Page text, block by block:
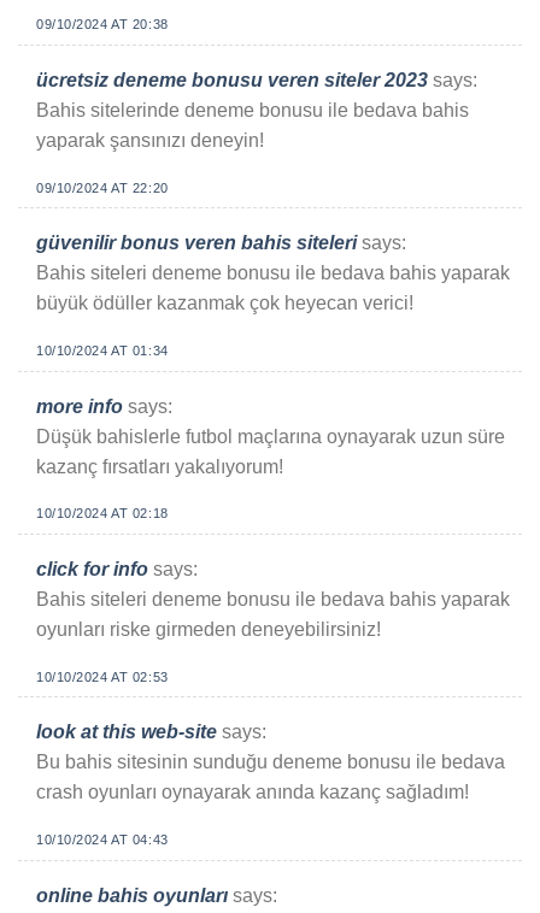
09/10/2024 AT 20:38
ücretsiz deneme bonusu veren siteler 2023 says:
Bahis sitelerinde deneme bonusu ile bedava bahis
yaparak şansınızı deneyin!
09/10/2024 AT 22:20
güvenilir bonus veren bahis siteleri says:
Bahis siteleri deneme bonusu ile bedava bahis yaparak
büyük ödüller kazanmak çok heyecan verici!
10/10/2024 AT 01:34
more info says:
Düşük bahislerle futbol maçlarına oynayarak uzun süre
kazanç fırsatları yakalıyorum!
10/10/2024 AT 02:18
click for info says:
Bahis siteleri deneme bonusu ile bedava bahis yaparak
oyunları riske girmeden deneyebilirsiniz!
10/10/2024 AT 02:53
look at this web-site says:
Bu bahis sitesinin sunduğu deneme bonusu ile bedava
crash oyunları oynayarak anında kazanç sağladım!
10/10/2024 AT 04:43
online bahis oyunları says: